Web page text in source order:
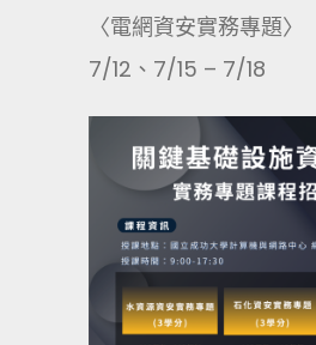
〈電網資安實務專
7/12、7/15 – 7/18